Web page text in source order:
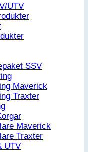
UTV
SSV
Maverick
Traxter
Maverick
Traxter
UTV